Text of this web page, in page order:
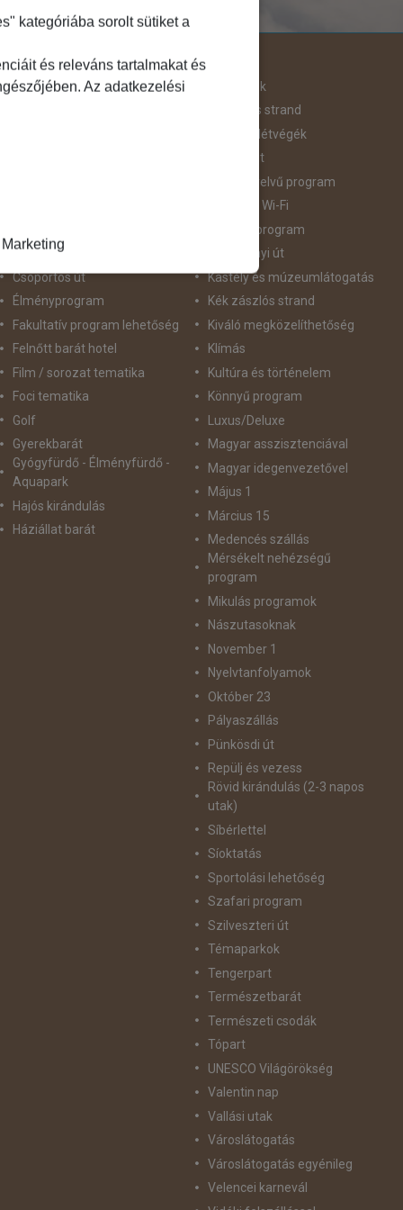
Útjellemző
Adventi út
Csillagtúra
Csoportos út
Élményprogram
Fakultatív program lehetőség
Felnőtt barát hotel
Film / sorozat tematika
Foci tematika
Golf
Gyerekbarát
Gyógyfürdő - Élményfürdő -
Aquapark
Hajós kirándulás
Háziállat barát
Hegyvidék
Homokos strand
Hosszú Hétvégék
Húsvéti út
idegennyelvű program
Ingyenes Wi-Fi
Intenzív program
Karácsonyi út
Kastély és múzeumlátogatás
Kék zászlós strand
Kiváló megközelíthetőség
Klímás
Kultúra és történelem
Könnyű program
Luxus/Deluxe
Magyar asszisztenciával
Magyar idegenvezetővel
Május 1
Március 15
Medencés szállás
Mérsékelt nehézségű
program
Mikulás programok
Nászutasoknak
November 1
Nyelvtanfolyamok
Október 23
Pályaszállás
Pünkösdi út
Repülj és vezess
Rövid kirándulás (2-3 napos
utak)
Síbérlettel
Síoktatás
Sportolási lehetőség
Szafari program
Szilveszteri út
Témaparkok
Tengerpart
Természetbarát
Természeti csodák
Tópart
UNESCO Világörökség
Valentin nap
Vallási utak
Városlátogatás
Városlátogatás egyénileg
Velencei karnevál
kategóriába sorolt sütiket a
és releváns tartalmakat és
Az adatkezelési
Marketing